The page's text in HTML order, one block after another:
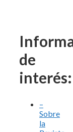
de
interés:
–
Sobre
la